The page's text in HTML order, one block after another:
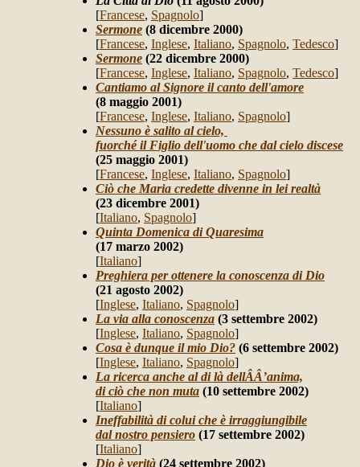
[Francese, Spagnolo]
Sermone (8 dicembre 2000)
[Francese, Inglese, Italiano, Spagnolo, Tedesco]
Sermone (22 dicembre 2000)
[Francese, Inglese, Italiano, Spagnolo, Tedesco]
Cantiamo al Signore il canto dell'amore
(8 maggio 2001)
[Francese, Inglese, Italiano, Spagnolo]
Nessuno è salito al cielo,
fuorché il Figlio dell'uomo che dal cielo discese
(25 maggio 2001)
[Francese, Inglese, Italiano, Spagnolo]
Ciò che Maria credette divenne in lei realtà
(23 dicembre 2001)
[Italiano, Spagnolo]
Quinta Domenica di Quaresima
(17 marzo 2002)
[Italiano]
Preghiera per ottenere la conoscenza di Dio
(21 agosto 2002)
[Inglese, Italiano, Spagnolo]
La via alla conoscenza (3 settembre 2002)
[Inglese, Italiano, Spagnolo]
Cosa è dunque il mio Dio? (6 settembre 2002)
[Inglese, Italiano, Spagnolo]
La ricerca anche al di là dellÂÂ’anima,
di ciò che non muta (10 settembre 2002)
[Italiano]
Ineffabilità di colui che è irraggiungibile
dal nostro pensiero (17 settembre 2002)
[Italiano]
Dio è verità (24 settembre 2002)